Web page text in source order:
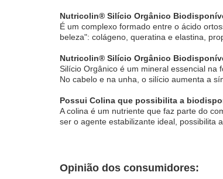
Nutricolin® Silício Orgânico
É um complexo formado entre o ácido
beleza": colágeno, queratina e elastina,
Nutricolin® Silício Orgânico
Silício Orgânico é um mineral essencial na
No cabelo e na unha, o silício aumenta a
Possui Colina que possibilita a
A colina é um nutriente que faz parte do
ser o agente estabilizante ideal, possibilita
Opinião dos consumidores: